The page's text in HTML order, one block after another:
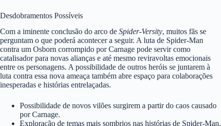
Desdobramentos Possíveis
Com a iminente conclusão do arco de Spider-Versity, muitos fãs se
perguntam o que poderá acontecer a seguir. A luta de Spider-Man
contra um Osborn corrompido por Carnage pode servir como
catalisador para novas alianças e até mesmo reviravoltas emocionais
entre os personagens. A possibilidade de outros heróis se juntarem à
luta contra essa nova ameaça também abre espaço para colaborações
inesperadas e histórias entrelaçadas.
Possibilidade de novos vilões surgirem a partir do caos causado
por Carnage.
Exploração de temas mais sombrios nas histórias de Spider-Man.